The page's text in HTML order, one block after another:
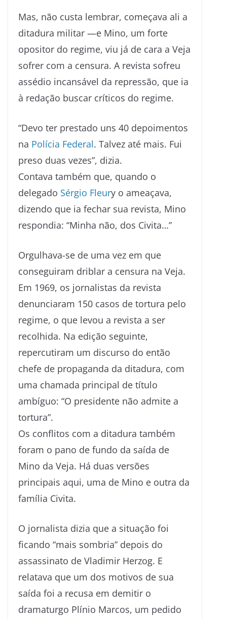
Mas, não custa lembrar, começava ali a
ditadura militar —e Mino, um forte
opositor do regime, viu já de cara a Veja
sofrer com a censura. A revista sofreu
assédio incansável da repressão, que ia
à redação buscar críticos do regime.
“Devo ter prestado uns 40 depoimentos
na Polícia Federal. Talvez até mais. Fui
preso duas vezes”, dizia.
Contava também que, quando o
delegado Sérgio Fleury o ameaçava,
dizendo que ia fechar sua revista, Mino
respondia: “Minha não, dos Civita…”
Orgulhava-se de uma vez em que
conseguiram driblar a censura na Veja.
Em 1969, os jornalistas da revista
denunciaram 150 casos de tortura pelo
regime, o que levou a revista a ser
recolhida. Na edição seguinte,
repercutiram um discurso do então
chefe de propaganda da ditadura, com
uma chamada principal de título
ambíguo: “O presidente não admite a
tortura”.
Os conflitos com a ditadura também
foram o pano de fundo da saída de
Mino da Veja. Há duas versões
principais aqui, uma de Mino e outra da
família Civita.
O jornalista dizia que a situação foi
ficando “mais sombria” depois do
assassinato de Vladimir Herzog. E
relatava que um dos motivos de sua
saída foi a recusa em demitir o
dramaturgo Plínio Marcos, um pedido